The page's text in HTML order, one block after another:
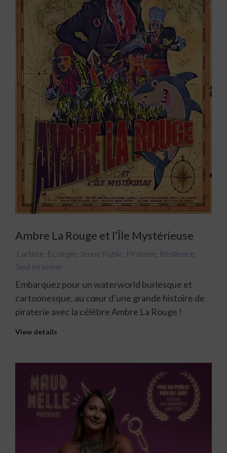
Ambre La Rouge et l’Île Mystérieuse
1 artiste Écologie Jeune Public Piraterie Résilience
Seul en scène
Embarquez pour un waterworld burlesque et
cartoonesque, au cœur d’une grande histoire de
piraterie avec la célèbre Ambre La Rouge !
View details